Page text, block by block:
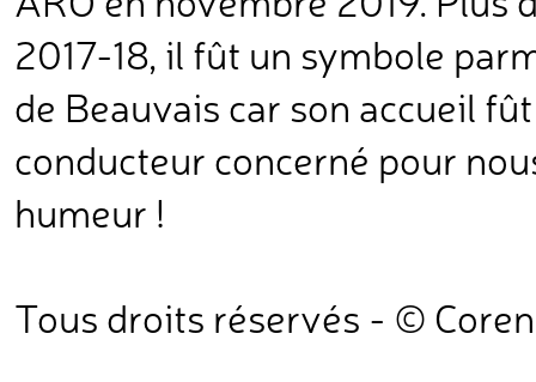
2017-18, il fût un symbole
de Beauvais car son accueil
conducteur concerné pour
humeur !
Tous droits réservés - ©